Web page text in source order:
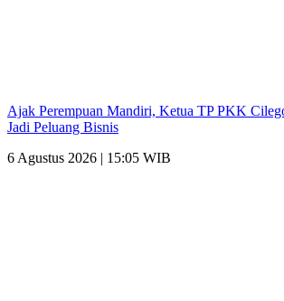
Ajak Perempuan Mandiri, Ketua TP PKK
Jadi Peluang Bisnis
6 Agustus 2026 | 15:05 WIB